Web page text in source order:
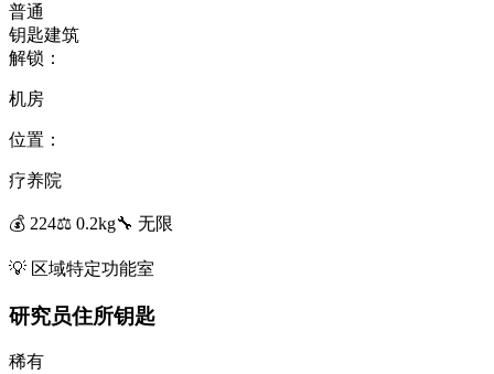
普通
钥匙建筑
解锁：
机房
位置：
疗养院
💰 224⚖️ 0.2kg🔧 无限
💡 区域特定功能室
研究员住所钥匙
稀有